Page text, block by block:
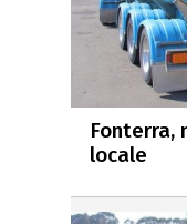
Fonterra,
locale